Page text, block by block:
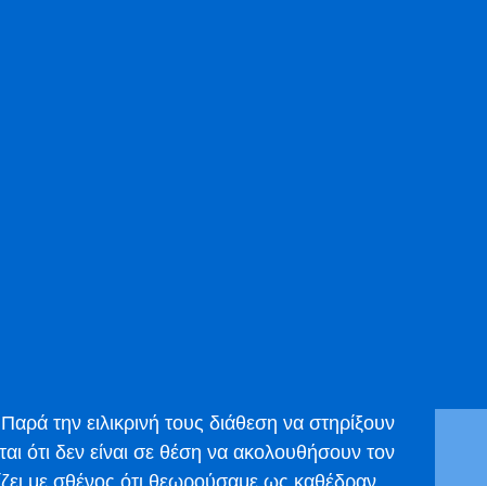
την ειλικρινή τους διάθεση να στηρίξουν
ότι δεν είναι σε θέση να ακολουθήσουν τον
με σθένος ότι θεωρούσαμε ως καθέδραν